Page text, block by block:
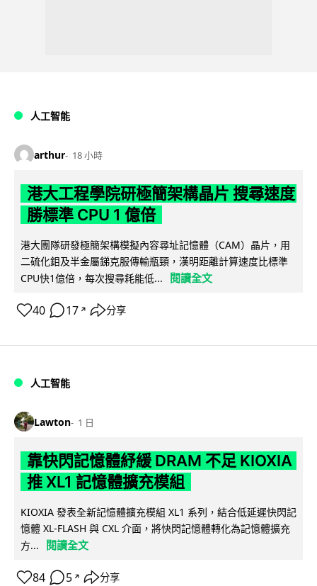
人工智能
arthur 18 小時
港大工程學院研極簡架構晶片 搜尋速度
勝標準 CPU 1 億倍
港大團隊研發極簡架構模擬內容尋址記憶體（CAM）晶片，用
二硫化鉬及半金屬銻克服傳輸瓶頸，漢明距離計算速度比標準
CPU快1億倍，每次搜尋耗能低...
閱讀全文
40 17 ↗ 分享
人工智能
Lawton 1 日
靠快閃記憶體紓緩 DRAM 不足 KIOXIA
推 XL1 記憶體擴充模組
KIOXIA 發表全新記憶體擴充模組 XL1 系列，結合低延遲快閃記
憶體 XL-FLASH 與 CXL 介面，將快閃記憶體轉化為記憶體擴充
方...
閱讀全文
84 5 ↗ 分享